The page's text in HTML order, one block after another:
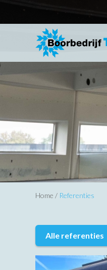
Home / Referenties
Alle referenties